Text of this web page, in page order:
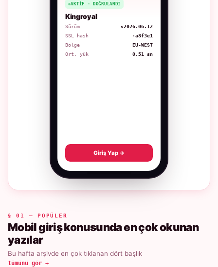
AKTIF · DOĞRULANDI
Kingroyal
Sürüm
v2026.06.12
SSL hash
·a8f3e1
Bölge
EU-WEST
Ort. yük
0.51 sn
Giriş Yap →
§ 01 — POPÜLER
Mobil giriş konusunda en çok okunan
yazılar
Bu hafta arşivde en çok tıklanan dört başlık
tümünü gör →